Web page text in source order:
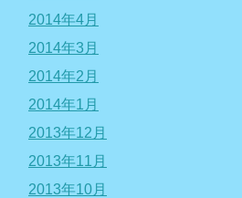
2014年4月
2014年3月
2014年2月
2014年1月
2013年12月
2013年11月
2013年10月